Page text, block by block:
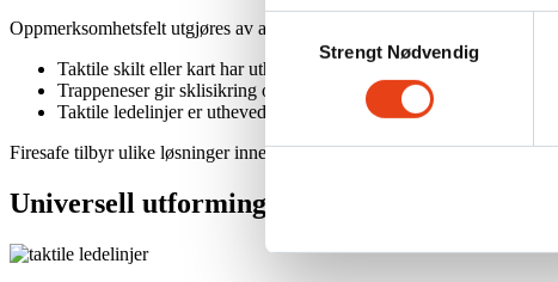
Samtykkevalg
Strengt Nødvendig
Oppmerksomhetsfelt utgjøres av avlange knotter i et fast mønster, som
Taktile skilt eller kart har uthevet, følbar informasjon.
Trappeneser gir sklisikring og luminanskontrast, og monteres på
Taktile ledelinjer er uthevede lister som leder vei mellom viktige
Firesafe tilbyr ulike løsninger innen taktil merking.Se alle våre
Universell utforming